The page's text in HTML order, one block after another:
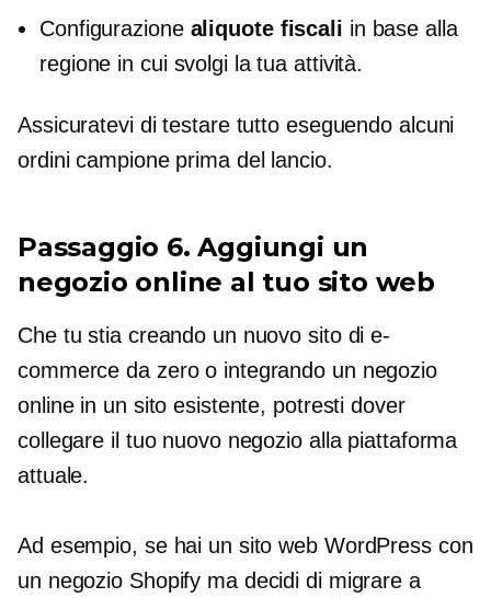
Configurazione aliquote fiscali in base alla
regione in cui svolgi la tua attività.
Assicuratevi di testare tutto eseguendo alcuni
ordini campione prima del lancio.
Passaggio 6. Aggiungi un
negozio online al tuo sito web
Che tu stia creando un nuovo sito di e-
commerce da zero o integrando un negozio
online in un sito esistente, potresti dover
collegare il tuo nuovo negozio alla piattaforma
attuale.
Ad esempio, se hai un sito web WordPress con
un negozio Shopify ma decidi di migrare a